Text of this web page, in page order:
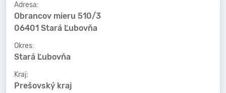
Adresa:
Obrancov mieru 510/3
06401 Stará Ľubovňa
Okres:
Stará Ľubovňa
Kraj:
Prešovský kraj